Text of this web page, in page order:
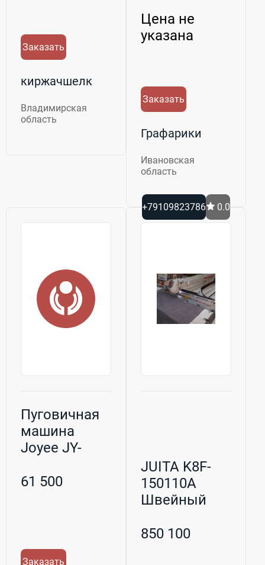
Заказать
киржачшелк
Владимирская
область
Цена не
указана
Заказать
Графарики
Ивановская
область
+79109823786 0.0
Пуговичная
машина
Joyee JY-
61 500
Заказать
JUITA K8F-
150110A
Швейный
программируемой
850 100